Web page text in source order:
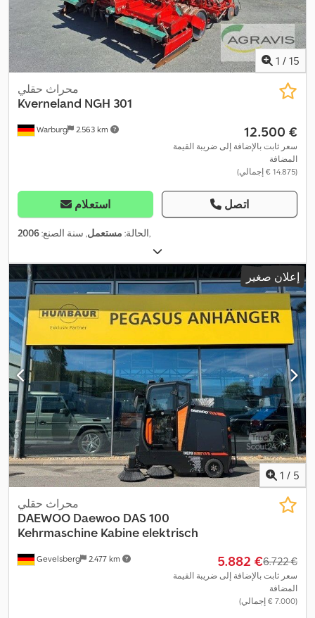
1 / 15
Warburg 2.563 km
محراث حقلي
Kverneland NGH 301
‏12.500 €
سعر ثابت بالإضافة إلى ضريبة القيمة
المضافة
(‏14.875 € إجمالي)
استعلام اتصل
الحالة: مستعمل, سنة الصنع:2006 ,
إعلان صغير
1 / 5
Gevelsberg 2.477 km
محراث حقلي
DAEWOO Daewoo DAS 100
Kehrmaschine Kabine elektrisch
‏5.882 € ‏6.722 €
سعر ثابت بالإضافة إلى ضريبة القيمة
المضافة
(‏7.000 € إجمالي)